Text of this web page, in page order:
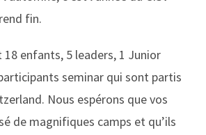
fin.
enfants, 5 leaders, 1 Junior
seminar qui sont partis
Nous espérons que vos
de magnifiques camps et qu’ils